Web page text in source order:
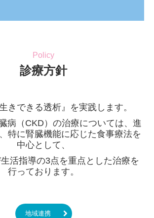
Policy
診療方針
きできる透析』を実践します。
病（CKD）の治療については、進
特に腎臓機能に応じた食事療法を
中心として、
活指導の3点を重点とした治療を
行っております。
地域連携